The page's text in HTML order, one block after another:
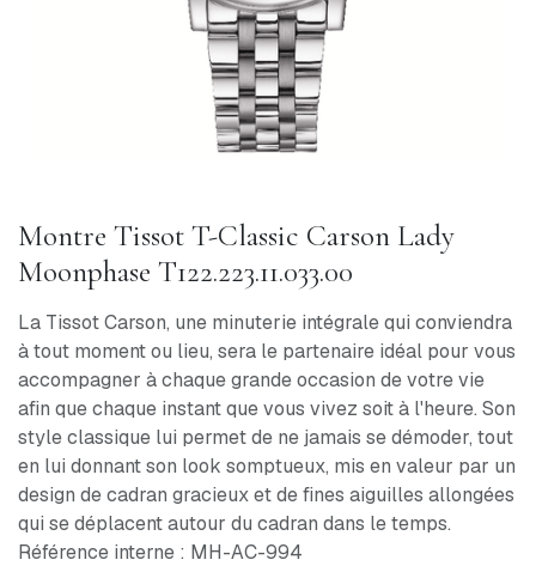
Montre Tissot T-Classic Carson Lady
Moonphase T122.223.11.033.00
La Tissot Carson, une minuterie intégrale qui conviendra
à tout moment ou lieu, sera le partenaire idéal pour vous
accompagner à chaque grande occasion de votre vie
afin que chaque instant que vous vivez soit à l'heure. Son
style classique lui permet de ne jamais se démoder, tout
en lui donnant son look somptueux, mis en valeur par un
design de cadran gracieux et de fines aiguilles allongées
qui se déplacent autour du cadran dans le temps.
Référence interne : MH-AC-994